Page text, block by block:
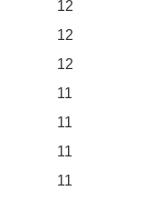
12
12
12
11
11
11
11